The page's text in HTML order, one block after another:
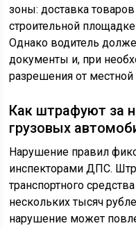
зоны: доставка
строительной
Однако водитель
документы и, при
разрешения от
Как штрафуют за
грузовых
Нарушение правил
инспекторами ДПС.
транспортного
нескольких тысяч
нарушение может